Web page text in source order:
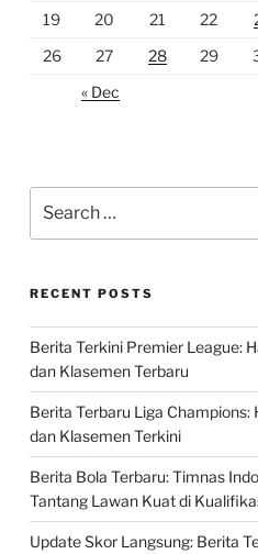
19
20 21 22
26
27 28 29
« Dec
for:
RECENT POSTS
Berita Terkini Premier League:
dan Klasemen Terbaru
Berita Terbaru Liga Champions:
dan Klasemen Terkini
Berita Bola Terbaru: Timnas
Tantang Lawan Kuat di
Update Skor Langsung: Berita